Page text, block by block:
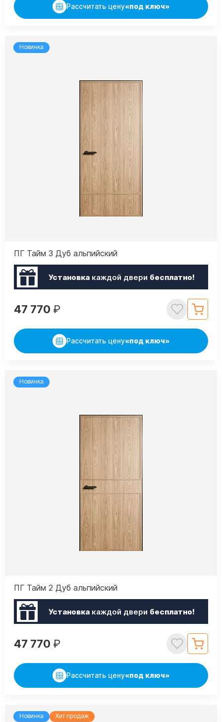
Рассчитать цену«под ключ»
Новинка
ПГ Тайм 3 Дуб альпийский
Установкакаждой двери бесплатно!
47 770 ₽
Рассчитать цену«под ключ»
Новинка
ПГ Тайм 2 Дуб альпийский
Установкакаждой двери бесплатно!
47 770 ₽
Рассчитать цену«под ключ»
Новинка Хит продаж